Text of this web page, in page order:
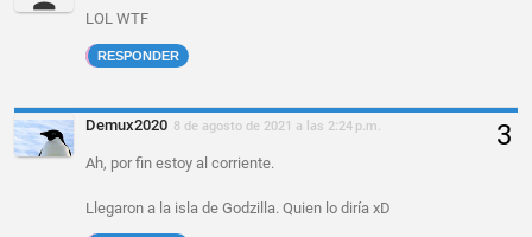
LOL WTF
RESPONDER
Demux2020 8 de agosto de 2021 a las 2:24 p.m.
Ah, por fin estoy al corriente.
Llegaron a la isla de Godzilla. Quien lo diría xD